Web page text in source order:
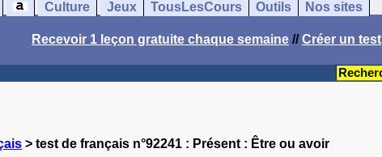
Culture Jeux TousLesCours Outils Nos sites
Recevoir 1 leçon gratuite chaque semaine //Créer un test
> test de français n°92241 : Présent : Être ou avoir